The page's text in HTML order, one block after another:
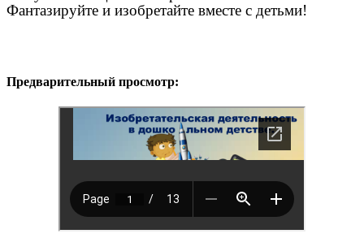
Фантазируйте и изобретайте вместе с детьми!
Предварительный просмотр: